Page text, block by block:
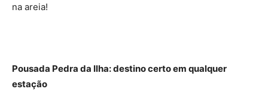
na areia!
Pousada Pedra da Ilha: destino certo em qualquer
estação